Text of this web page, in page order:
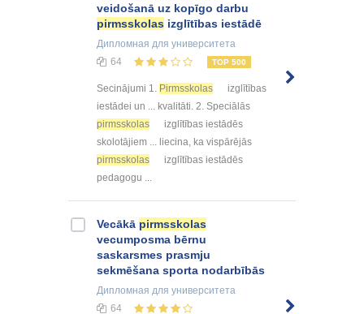
veidošanā uz kopīgo darbu
pirmsskolas izglītības iestādē
Дипломная для университета
64
TOP 500
Secinājumi 1. Pirmsskolas
izglītības
iestādei un ... kvalitāti. 2. Speciālās
pirmsskolas
izglītības iestādēs
skolotājiem ... liecina, ka vispārējās
pirmsskolas
izglītības iestādēs
pedagogu ...
Vecākā pirmsskolas
vecumposma bērnu
saskarsmes prasmju
sekmēšana sporta nodarbībās
Дипломная для университета
64